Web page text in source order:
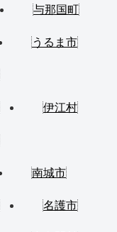
与那国町
うるま市
伊江村
南城市
名護市